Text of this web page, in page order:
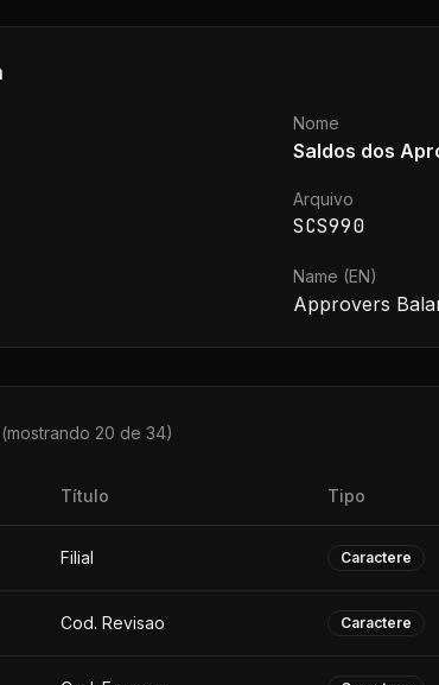
Nome
Saldos dos
Arquivo
SCS990
Name (EN)
Approvers
(mostrando 20 de 34)
Título Tipo
Filial Caractere
Cod. Revisao Caractere